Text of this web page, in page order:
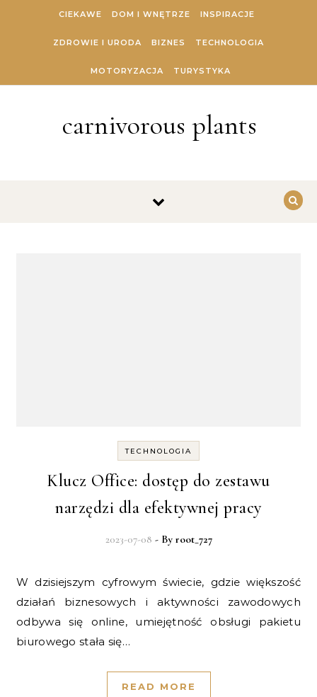
CIEKAWE DOM I WNĘTRZE INSPIRACJE
ZDROWIE I URODA BIZNES TECHNOLOGIA
MOTORYZACJA TURYSTYKA
carnivorous plants
TECHNOLOGIA
Klucz Office: dostęp do zestawu
narzędzi dla efektywnej pracy
2023-07-08 - By root_727
W dzisiejszym cyfrowym świecie, gdzie większość
działań biznesowych i aktywności zawodowych
odbywa się online, umiejętność obsługi pakietu
biurowego stała się…
READ MORE